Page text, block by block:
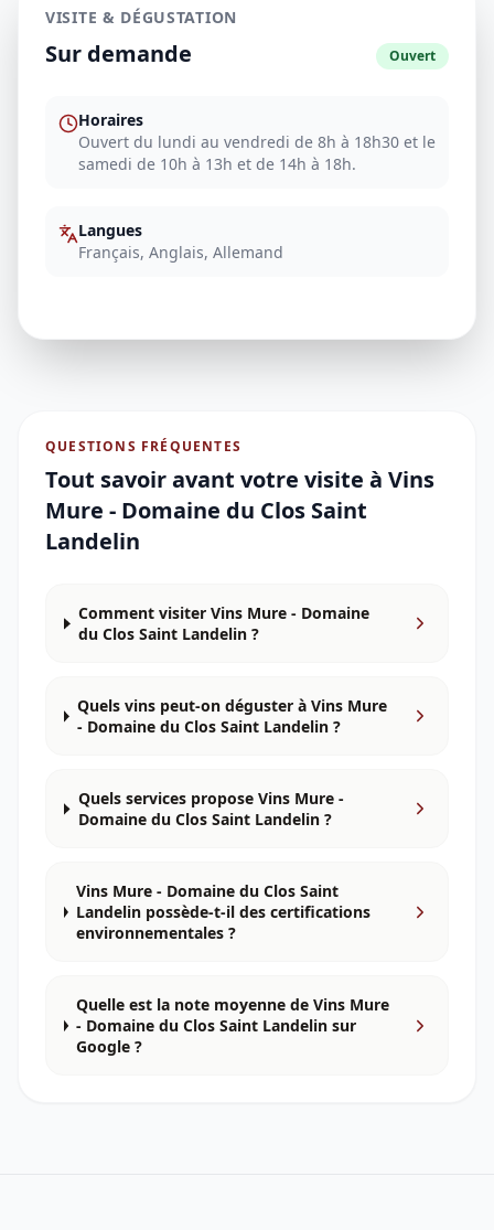
VISITE & DÉGUSTATION
Sur demande Ouvert
Horaires
Ouvert du lundi au vendredi de 8h à 18h30 et le
samedi de 10h à 13h et de 14h à 18h.
Langues
Français, Anglais, Allemand
QUESTIONS FRÉQUENTES
Tout savoir avant votre visite à Vins
Mure - Domaine du Clos Saint
Landelin
Comment visiter Vins Mure - Domaine
du Clos Saint Landelin ?
Quels vins peut-on déguster à Vins Mure
- Domaine du Clos Saint Landelin ?
Quels services propose Vins Mure -
Domaine du Clos Saint Landelin ?
Vins Mure - Domaine du Clos Saint
Landelin possède-t-il des certifications
environnementales ?
Quelle est la note moyenne de Vins Mure
- Domaine du Clos Saint Landelin sur
Google ?